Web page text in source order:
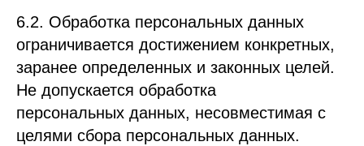
6.2. Обработка персональных данных
ограничивается достижением конкретных,
заранее определенных и законных целей.
Не допускается обработка
персональных данных, несовместимая с
целями сбора персональных данных.